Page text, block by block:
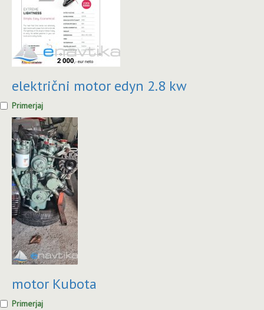
električni motor edyn 2.8 kw
Primerjaj
motor Kubota
Primerjaj